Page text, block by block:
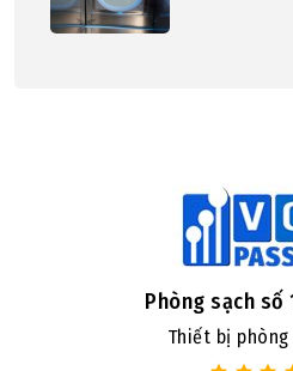
Phòng sạch số
Thiết bị phòng